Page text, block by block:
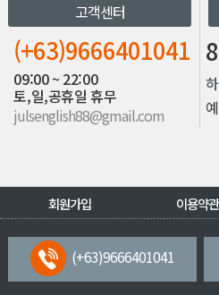
고객센터
(+63)9666401041
09:00 ~ 22:00
토,일,공휴일 휴무
julsenglish88@gmail.com
회원가입 이용약관
(+63)9666401041